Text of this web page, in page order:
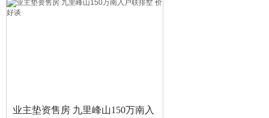
业主垫资售房 九里峰山150万南入